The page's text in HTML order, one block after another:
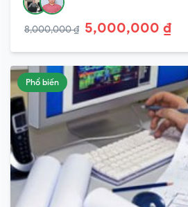
8,000,000 ₫ 5,000,000 ₫
Phổ biến